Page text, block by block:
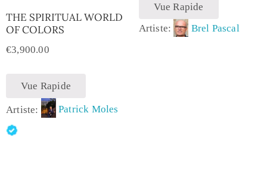
THE SPIRITUAL WORLD
OF COLORS
€3,900.00
Vue Rapide
Artiste: Patrick Moles
Vue Rapide
Artiste:
Brel Pascal